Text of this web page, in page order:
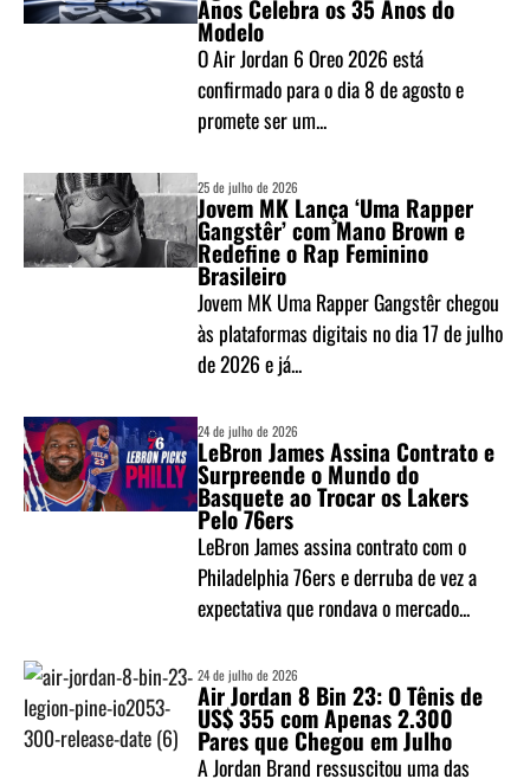
Anos Celebra os 35 Anos do
Modelo
O Air Jordan 6 Oreo 2026 está
confirmado para o dia 8 de agosto e
promete ser um...
25 de julho de 2026
Jovem MK Lança ‘Uma Rapper
Gangstêr’ com Mano Brown e
Redefine o Rap Feminino
Brasileiro
Jovem MK Uma Rapper Gangstêr chegou
às plataformas digitais no dia 17 de julho
de 2026 e já...
24 de julho de 2026
LeBron James Assina Contrato e
Surpreende o Mundo do
Basquete ao Trocar os Lakers
Pelo 76ers
LeBron James assina contrato com o
Philadelphia 76ers e derruba de vez a
expectativa que rondava o mercado...
24 de julho de 2026
Air Jordan 8 Bin 23: O Tênis de
US$ 355 com Apenas 2.300
Pares que Chegou em Julho
A Jordan Brand ressuscitou uma das